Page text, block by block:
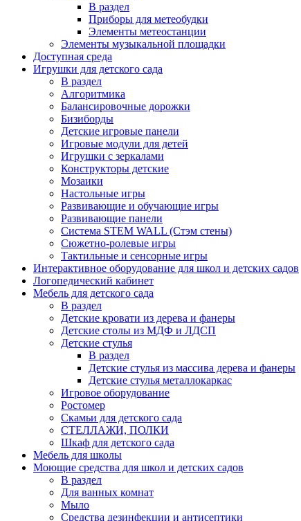
В раздел
Приборы для метеобудки
Элементы метеостанции
Элементы музыкальной площадки
Доступная среда
Игрушки для детского сада
В раздел
Алгоритмика
Балансировочные дорожки
Бизиборды
Детские игровые панели
Игровые модули для детей
Игрушки с зеркалами
Конструкторы детские
Мозаики
Настольные игры
Развивающие и обучающие игры
Развивающие панели
Система STEM WALL (Cтэм стены)
Сюжетно-ролевые игры
Тактильные и сенсорные игры
Интерактивное оборудование для школ и детских садов
Логопедический кабинет
Мебель для детского сада
В раздел
Детские кровати из дерева и фанеры
Детские столы из МДФ и ЛДСП
Детские стулья
В раздел
Детские стулья из массива дерева и фанеры
Детские стулья металлокаркас
Игровое оборудование
Ростомер
Скамьи для детского сада
СТЕЛЛАЖИ, ПОЛКИ
Шкаф для детского сада
Мебель для школы
Моющие средства для школ и детских садов
В раздел
Для ванных комнат
Мыло
Средства дезинфекции и антисептики